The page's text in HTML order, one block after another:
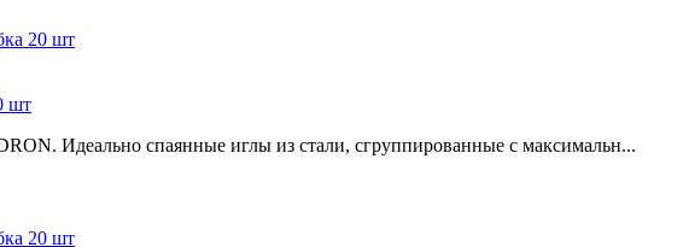
шт
Идеально спаянные иглы из стали, сгруппированные с максимальн...